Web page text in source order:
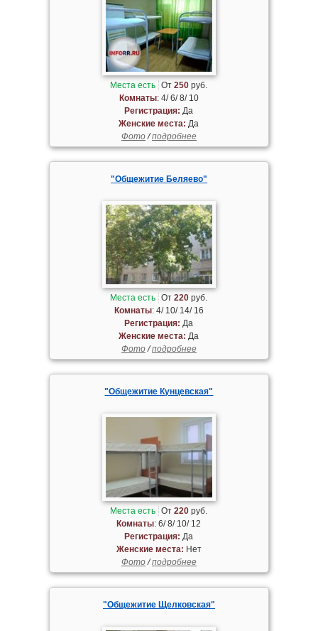
Места есть От250 руб.
Комнаты: 4/ 6/ 8/ 10
Регистрация: Да
Женские места: Да
Фото/подробнее
"Общежитие Беляево"
Места есть От220 руб.
Комнаты: 4/ 10/ 14/ 16
Регистрация: Да
Женские места: Да
Фото/подробнее
"Общежитие Кунцевская"
Места есть От220 руб.
Комнаты: 6/ 8/ 10/ 12
Регистрация: Да
Женские места: Нет
Фото/подробнее
"Общежитие Щелковская"